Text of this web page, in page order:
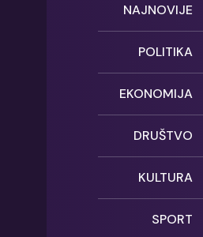
NAJNOVIJE
POLITIKA
EKONOMIJA
DRUŠTVO
KULTURA
SPORT